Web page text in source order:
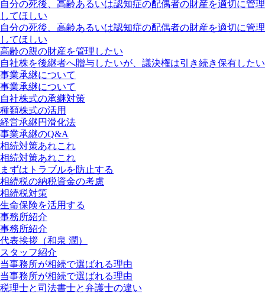
自分の死後、高齢あるいは認知症の配偶者の財産を適切に管理
してほしい
自分の死後、高齢あるいは認知症の配偶者の財産を適切に管理
してほしい
高齢の親の財産を管理したい
自社株を後継者へ贈与したいが、議決権は引き続き保有したい
事業承継について
事業承継について
自社株式の承継対策
種類株式の活用
経営承継円滑化法
事業承継のQ&A
相続対策あれこれ
相続対策あれこれ
まずはトラブルを防止する
相続税の納税資金の考慮
相続税対策
生命保険を活用する
事務所紹介
事務所紹介
代表挨拶（和泉 潤）
スタッフ紹介
当事務所が相続で選ばれる理由
当事務所が相続で選ばれる理由
税理士と司法書士と弁護士の違い